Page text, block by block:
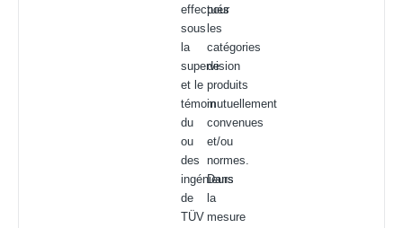
effectués
sous
la
supervision
et le
témoin
du
ou
des
ingénieurs
de
TÜV
pour
les
catégories
de
produits
mutuellement
convenues
et/ou
normes.
Dans
la
mesure